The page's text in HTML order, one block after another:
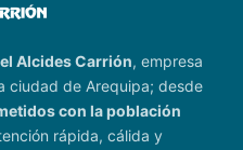
Alcides Carrión, empresa
ciudad de Arequipa; desde
con la población
rápida, cálida y